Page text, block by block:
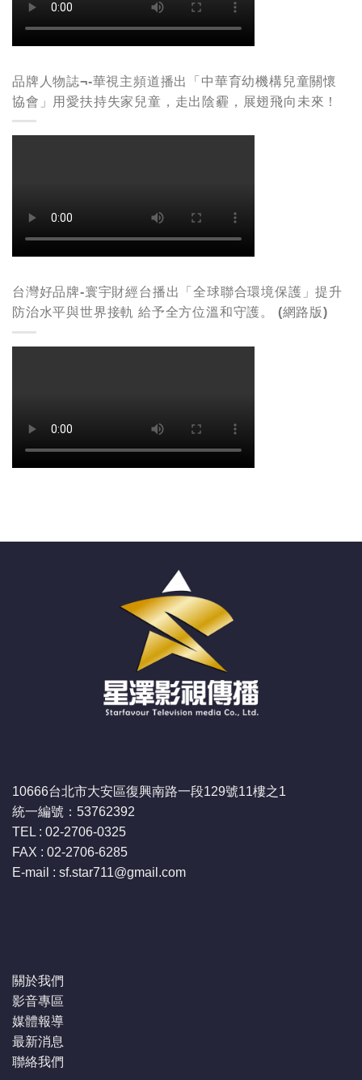
品牌人物誌¬-華視主頻道播出「中華育幼機構兒童關懷
協會」用愛扶持失家兒童，走出陰霾，展翅飛向未來！
台灣好品牌-寰宇財經台播出「全球聯合環境保護」提升
防治水平與世界接軌 給予全方位溫和守護。 (網路版)
10666台北市大安區復興南路一段129號11樓之1
統一編號：53762392
TEL : 02-2706-0325
FAX : 02-2706-6285
E-mail : sf.star711@gmail.com
關於我們
影音專區
媒體報導
最新消息
聯絡我們